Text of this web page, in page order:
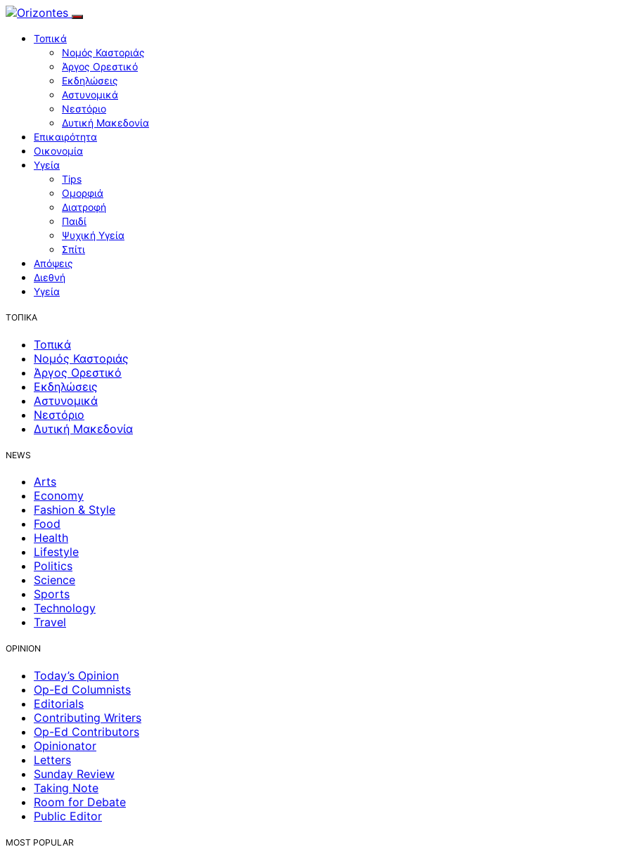
Τοπικά
Νομός Καστοριάς
Άργος Ορεστικό
Εκδηλώσεις
Αστυνομικά
Νεστόριο
Δυτική Μακεδονία
Επικαιρότητα
Οικονομία
Υγεία
Tips
Ομορφιά
Διατροφή
Παιδί
Ψυχική Υγεία
Σπίτι
Απόψεις
Διεθνή
Υγεία
ΤΟΠΙΚΑ
Τοπικά
Νομός Καστοριάς
Άργος Ορεστικό
Εκδηλώσεις
Αστυνομικά
Νεστόριο
Δυτική Μακεδονία
NEWS
Arts
Economy
Fashion & Style
Food
Health
Lifestyle
Politics
Science
Sports
Technology
Travel
OPINION
Today’s Opinion
Op-Ed Columnists
Editorials
Contributing Writers
Op-Ed Contributors
Opinionator
Letters
Sunday Review
Taking Note
Room for Debate
Public Editor
MOST POPULAR